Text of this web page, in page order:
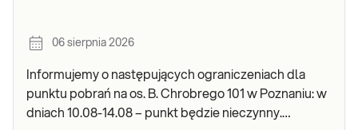
06 sierpnia 2026
Informujemy o następujących ograniczeniach dla
punktu pobrań na os. B. Chrobrego 101 w Poznaniu: w
dniach 10.08-14.08 – punkt będzie nieczynny.